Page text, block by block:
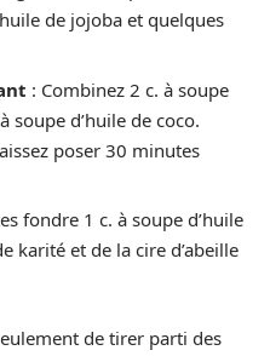
de jojoba et quelques
: Combinez 2 c. à soupe
soupe d’huile de coco.
poser 30 minutes
fondre 1 c. à soupe d’huile
karité et de la cire d’abeille
de tirer parti des